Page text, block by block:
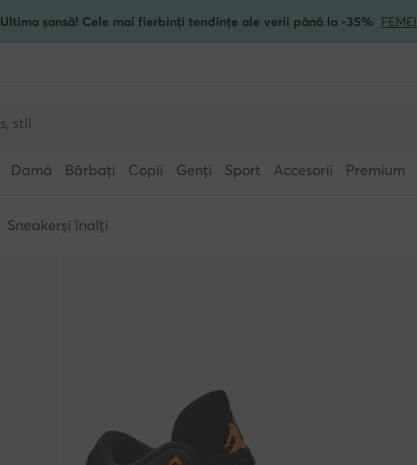
Ultima șansă! Cele mai fierbinți tendințe ale verii până la -35% FEMEI
Damă Bărbați Copii Genți Sport Accesorii Premium
Sneakerși înalți